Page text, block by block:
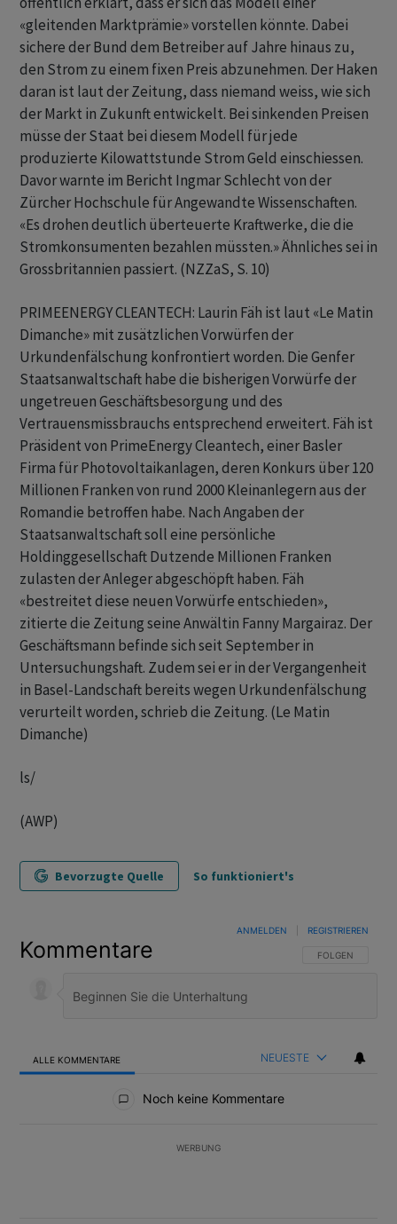
«gleitenden Marktprämie» vorstellen könnte. Dabei
sichere der Bund dem Betreiber auf Jahre hinaus zu,
den Strom zu einem fixen Preis abzunehmen. Der Haken
daran ist laut der Zeitung, dass niemand weiss, wie sich
der Markt in Zukunft entwickelt. Bei sinkenden Preisen
müsse der Staat bei diesem Modell für jede
produzierte Kilowattstunde Strom Geld einschiessen.
Davor warnte im Bericht Ingmar Schlecht von der
Zürcher Hochschule für Angewandte Wissenschaften.
«Es drohen deutlich überteuerte Kraftwerke, die die
Stromkonsumenten bezahlen müssten.» Ähnliches sei in
Grossbritannien passiert. (NZZaS, S. 10)
PRIMEENERGY CLEANTECH: Laurin Fäh ist laut «Le Matin
Dimanche» mit zusätzlichen Vorwürfen der
Urkundenfälschung konfrontiert worden. Die Genfer
Staatsanwaltschaft habe die bisherigen Vorwürfe der
ungetreuen Geschäftsbesorgung und des
Vertrauensmissbrauchs entsprechend erweitert. Fäh ist
Präsident von PrimeEnergy Cleantech, einer Basler
Firma für Photovoltaikanlagen, deren Konkurs über 120
Millionen Franken von rund 2000 Kleinanlegern aus der
Romandie betroffen habe. Nach Angaben der
Staatsanwaltschaft soll eine persönliche
Holdinggesellschaft Dutzende Millionen Franken
zulasten der Anleger abgeschöpft haben. Fäh
«bestreitet diese neuen Vorwürfe entschieden»,
zitierte die Zeitung seine Anwältin Fanny Margairaz. Der
Geschäftsmann befinde sich seit September in
Untersuchungshaft. Zudem sei er in der Vergangenheit
in Basel-Landschaft bereits wegen Urkundenfälschung
verurteilt worden, schrieb die Zeitung. (Le Matin
Dimanche)
ls/
(AWP)
Bevorzugte Quelle So funktioniert's
Kommentare FOLGE DIESER
FOLGEN
ANMELDEN REGISTRIEREN
ALLE KOMMENTARE NEUESTE
Noch keine Kommentare
WERBUNG